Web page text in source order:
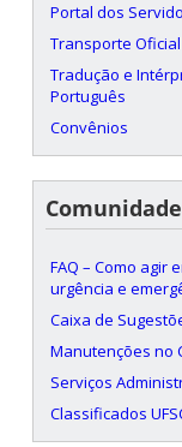
Portal dos
Transporte Oficial
Tradução e
Português
Convênios
FAQ – Como agir
urgência e
Caixa de
Manutenções no
Serviços
Classificados